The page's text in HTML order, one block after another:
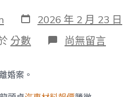
發
表
日
期
2026 年 2 月 23 日
分數 在
〈富
官
尚無留言
婚案。